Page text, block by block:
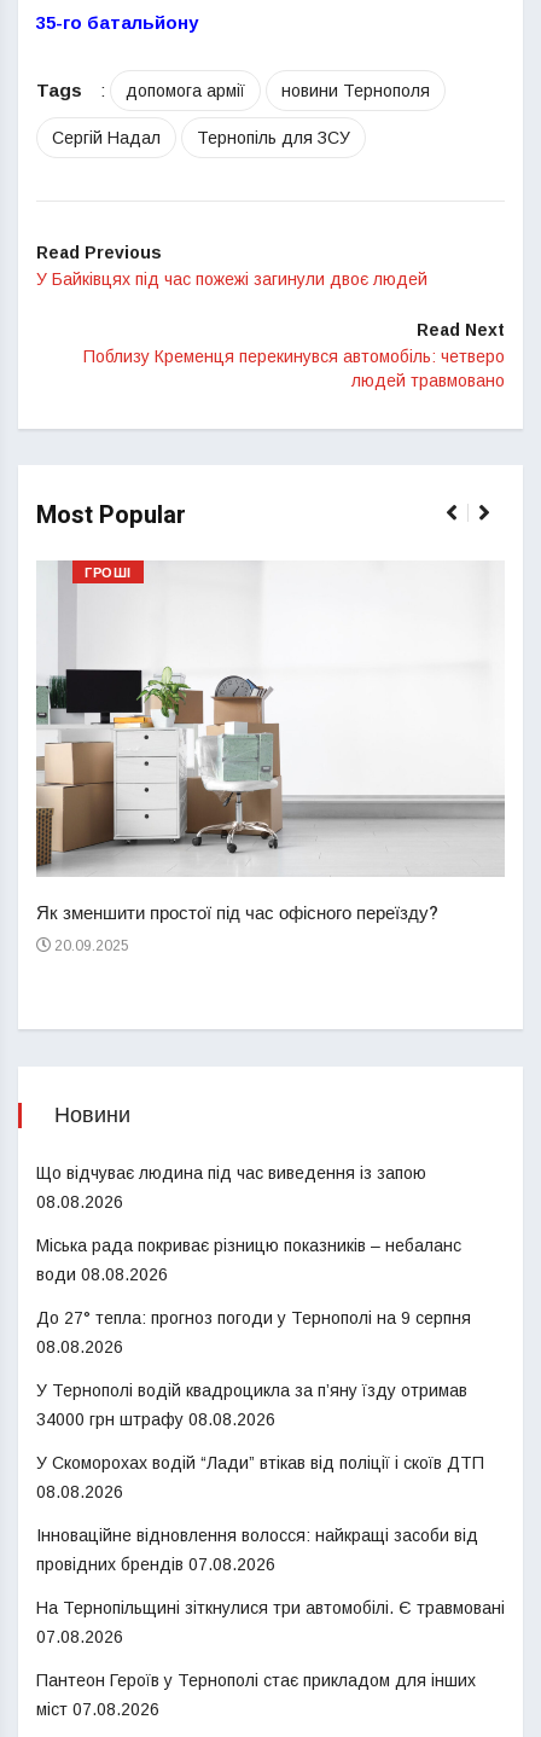
35-го батальйону
Tags : допомога армії новини Тернополя
Сергій Надал Тернопіль для ЗСУ
Read Previous
У Байківцях під час пожежі загинули двоє людей
Read Next
Поблизу Кременця перекинувся автомобіль: четверо
людей травмовано
Most Popular
ГРОШІ
Як зменшити простої під час офісного переїзду?
20.09.2025
Новини
Що відчуває людина під час виведення із запою
08.08.2026
Міська рада покриває різницю показників – небаланс
води 08.08.2026
До 27° тепла: прогноз погоди у Тернополі на 9 серпня
08.08.2026
У Тернополі водій квадроцикла за п’яну їзду отримав
34000 грн штрафу 08.08.2026
У Скоморохах водій “Лади” втікав від поліції і скоїв ДТП
08.08.2026
Інноваційне відновлення волосся: найкращі засоби від
провідних брендів 07.08.2026
На Тернопільщині зіткнулися три автомобілі. Є травмовані
07.08.2026
Пантеон Героїв у Тернополі стає прикладом для інших
міст 07.08.2026